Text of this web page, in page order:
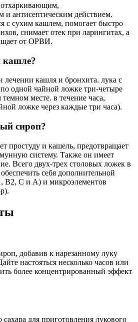
отхаркивающим,
и антисептическим действием.
с сухим кашлем, помогает быстро
снимает отек при ларингитах, а
от ОРВИ.
лечении кашля и бронхита. лука с
одной чайной ложке три-четыре
месте. в течение часа,
ложке через каждые три часа).
сироп?
простуду и кашель, предотвращает
систему. Также он имеет
Всего двух-трех столовых ложек в
себя дополнительной
B2, C и A) и микроэлементов
добавив к нарезанному луку
настояться несколько часов или
более концентрированный эффект
для приготовления лукового